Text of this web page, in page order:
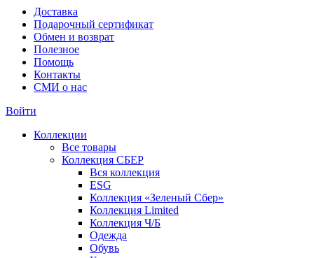
Доставка
Подарочный сертификат
Обмен и возврат
Полезное
Помощь
Контакты
СМИ о нас
Войти
Коллекции
Все товары
Коллекция СБЕР
Вся коллекция
ESG
Коллекция «Зеленый Сбер»
Коллекция Limited
Коллекция Ч/Б
Одежда
Обувь